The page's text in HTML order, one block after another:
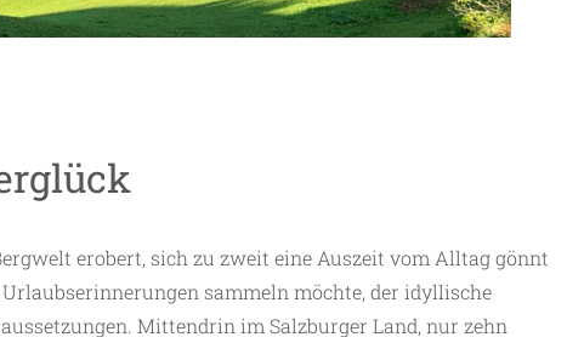
erobert, sich zu zweit eine Auszeit vom Alltag gönnt
sammeln möchte, der idyllische
Mittendrin im Salzburger Land, nur zehn